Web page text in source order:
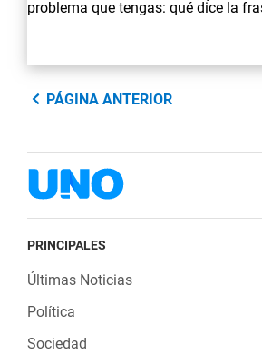
PÁGINA ANTERIOR
PRINCIPALES
Últimas Noticias
Política
Sociedad